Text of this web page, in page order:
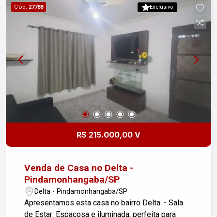
ao ar livre Localização privilegiada em um bairro
tranquilo, próximo a comércios e serviços
essenciais. Não perca a oportunidade de adquirir
este imóvel que combina conforto, praticidade e
qualidade de vida. Agende uma visita e venha
conhecer seu novo lar!
Exclusivo
Cód. 27788
R$ 215.000,00 V
Venda de Casa no Delta -
Pindamonhangaba/SP
Delta - Pindamonhangaba/SP
Apresentamos esta casa no bairro Delta: - Sala
de Estar: Espaçosa e iluminada, perfeita para